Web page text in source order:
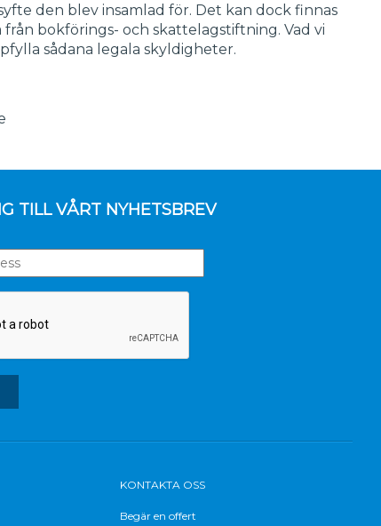
den blev insamlad för. Det kan dock finnas
bokförings- och skattelagstiftning. Vad vi
sådana legala skyldigheter.
TILL VÅRT NYHETSBREV
KONTAKTA OSS
Begär en offert